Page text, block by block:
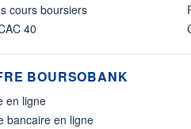
cours boursiers
40
BOURSOBANK
en ligne
bancaire en ligne